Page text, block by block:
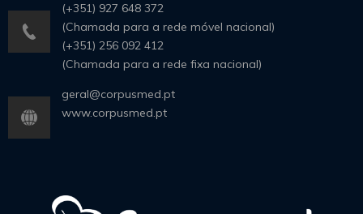
(+351) 927 648 372
(Chamada para a rede móvel nacional)
(+351) 256 092 412
(Chamada para a rede fixa nacional)
geral@corpusmed.pt
www.corpusmed.pt